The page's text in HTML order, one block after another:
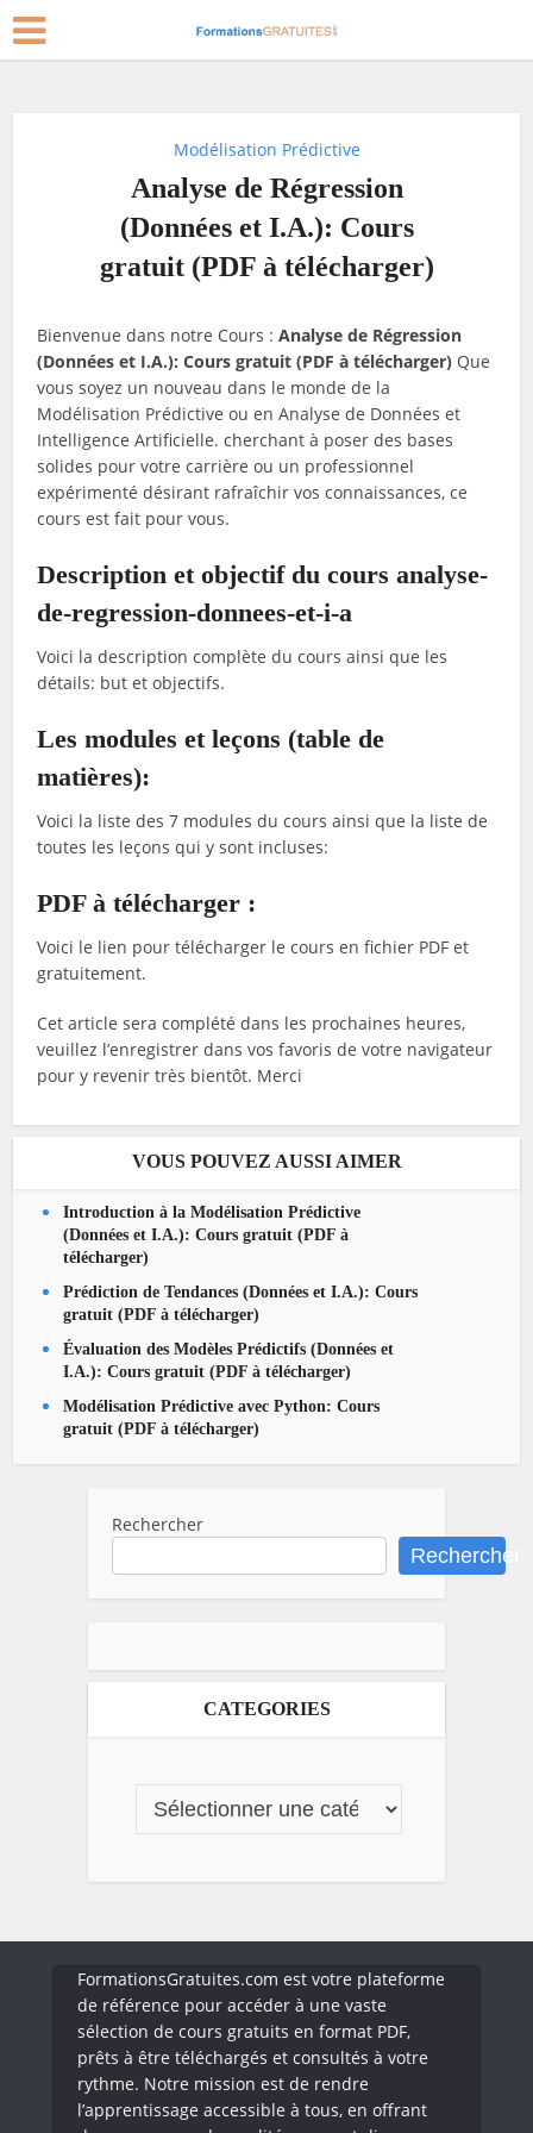
Modélisation Prédictive
Analyse de Régression
(Données et I.A.): Cours
gratuit (PDF à télécharger)
Bienvenue dans notre Cours :Analyse de Régression
(Données et I.A.): Cours gratuit (PDF à télécharger) Que
vous soyez un nouveau dans le monde de la
Modélisation Prédictive ou en Analyse de Données et
Intelligence Artificielle. cherchant à poser des bases
solides pour votre carrière ou un professionnel
expérimenté désirant rafraîchir vos connaissances, ce
cours est fait pour vous.
Description et objectif du cours analyse-
de-regression-donnees-et-i-a
Voici la description complète du cours ainsi que les
détails: but et objectifs.
Les modules et leçons (table de
matières):
Voici la liste des 7 modules du cours ainsi que la liste de
toutes les leçons qui y sont incluses:
PDF à télécharger :
Voici le lien pour télécharger le cours en fichier PDF et
gratuitement.
Cet article sera complété dans les prochaines heures,
veuillez l’enregistrer dans vos favoris de votre navigateur
pour y revenir très bientôt. Merci
VOUS POUVEZ AUSSI AIMER
Introduction à la Modélisation Prédictive
(Données et I.A.): Cours gratuit (PDF à
télécharger)
Prédiction de Tendances (Données et I.A.): Cours
gratuit (PDF à télécharger)
Évaluation des Modèles Prédictifs (Données et
I.A.): Cours gratuit (PDF à télécharger)
Modélisation Prédictive avec Python: Cours
gratuit (PDF à télécharger)
Rechercher
Rechercher
CATEGORIES
FormationsGratuites.com est votre plateforme
de référence pour accéder à une vaste
sélection de cours gratuits en format PDF,
prêts à être téléchargés et consultés à votre
rythme. Notre mission est de rendre
l’apprentissage accessible à tous, en offrant